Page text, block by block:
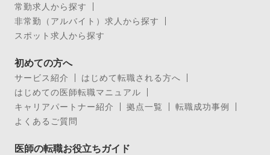
常勤求人から探す
非常勤（アルバイト）求人から探す
スポット求人から探す
初めての方へ
サービス紹介
はじめて転職される方へ
はじめての医師転職マニュアル
キャリアパートナー紹介
拠点一覧
転職成功事例
よくあるご質問
医師の転職お役立ちガイド